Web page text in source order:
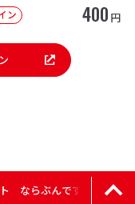
ン 400 円
ならぶんです。